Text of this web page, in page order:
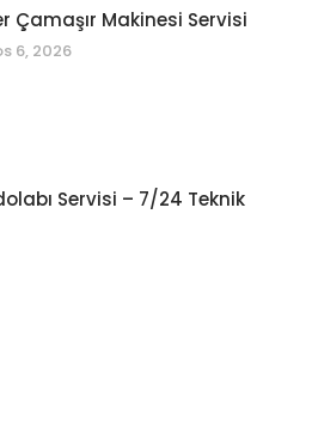
Çamaşır Makinesi Servisi
6, 2026
Servisi – 7/24 Teknik